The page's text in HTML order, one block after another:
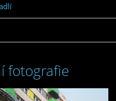
fotografie